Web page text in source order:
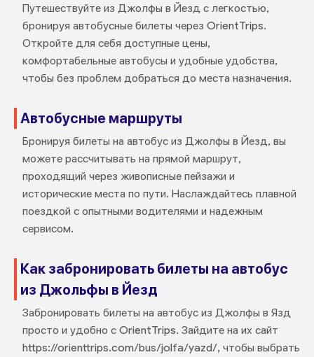
Путешествуйте из Джолфы в Йезд с легкостью,
бронируя автобусные билеты через OrientTrips.
Откройте для себя доступные цены,
комфортабельные автобусы и удобные удобства,
чтобы без проблем добраться до места назначения.
Автобусные маршруты
Бронируя билеты на автобус из Джолфы в Йезд, вы
можете рассчитывать на прямой маршрут,
проходящий через живописные пейзажи и
исторические места по пути. Наслаждайтесь плавной
поездкой с опытными водителями и надежным
сервисом.
Как забронировать билеты на автобус
из Джольфы в Йезд
Забронировать билеты на автобус из Джолфы в Язд
просто и удобно с OrientTrips. Зайдите на их сайт
https://orienttrips.com/bus/jolfa/yazd/, чтобы выбрать